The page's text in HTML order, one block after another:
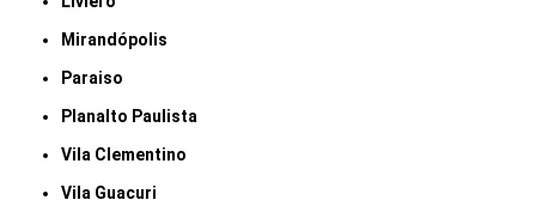
Mirandópolis
Paraiso
Planalto Paulista
Vila Clementino
Vila Guacuri